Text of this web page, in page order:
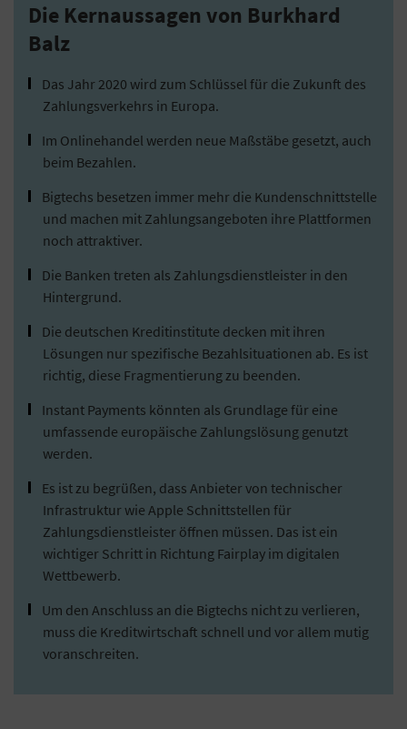
Die Kernaussagen von Burkhard
Balz
Das Jahr 2020 wird zum Schlüssel für die Zukunft des
Zahlungsverkehrs in Europa.
Im Onlinehandel werden neue Maßstäbe gesetzt, auch
beim Bezahlen.
Bigtechs besetzen immer mehr die Kundenschnittstelle
und machen mit Zahlungsangeboten ihre Plattformen
noch attraktiver.
Die Banken treten als Zahlungsdienstleister in den
Hintergrund.
Die deutschen Kreditinstitute decken mit ihren
Lösungen nur spezifische Bezahlsituationen ab. Es ist
richtig, diese Fragmentierung zu beenden.
Instant Payments könnten als Grundlage für eine
umfassende europäische Zahlungslösung genutzt
werden.
Es ist zu begrüßen, dass Anbieter von technischer
Infrastruktur wie Apple Schnittstellen für
Zahlungsdienstleister öffnen müssen. Das ist ein
wichtiger Schritt in Richtung Fairplay im digitalen
Wettbewerb.
Um den Anschluss an die Bigtechs nicht zu verlieren,
muss die Kreditwirtschaft schnell und vor allem mutig
voranschreiten.